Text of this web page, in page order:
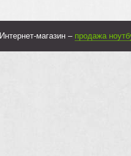
Интернет-магазин – продажа